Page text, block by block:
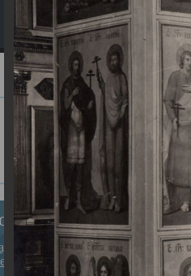
Экскурсия
за веру в
на Севере”
Главная